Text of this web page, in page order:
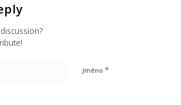
Jméno *